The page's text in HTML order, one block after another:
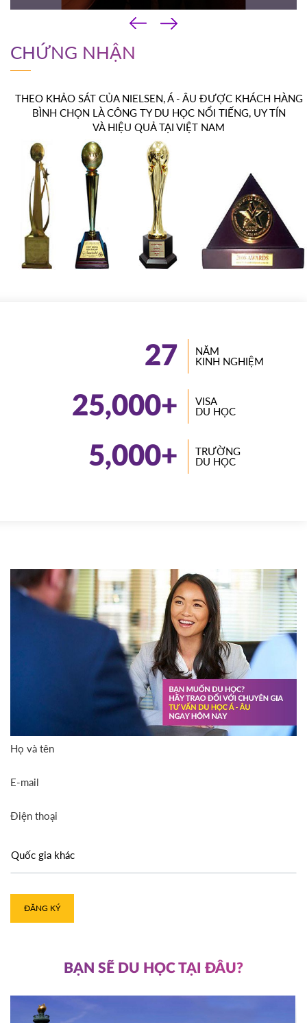
‹
›
CHỨNG NHẬN
THEO KHẢO SÁT CỦA NIELSEN, Á - ÂU ĐƯỢC KHÁCH HÀNG
BÌNH CHỌN LÀ CÔNG TY DU HỌC NỔI TIẾNG, UY TÍN
VÀ HIỆU QUẢ TẠI VIỆT NAM
27
NĂM
KINH NGHIỆM
25,000+
VISA
DU HỌC
5,000+
TRƯỜNG
DU HỌC
Họ và tên
E-mail
Điện thoại
ĐĂNG KÝ
BẠN SẼ DU HỌC TẠI ĐÂU?